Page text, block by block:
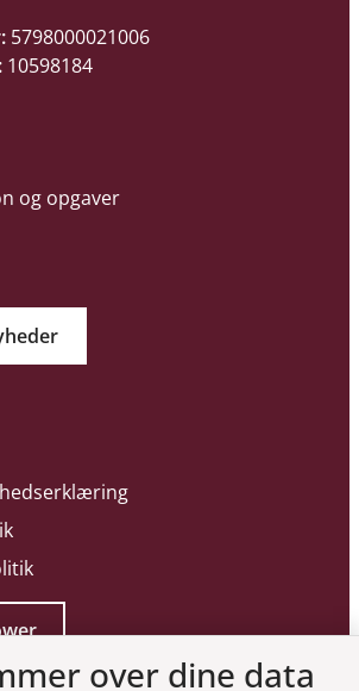
5798000021006
10598184
og opgaver
over dine data